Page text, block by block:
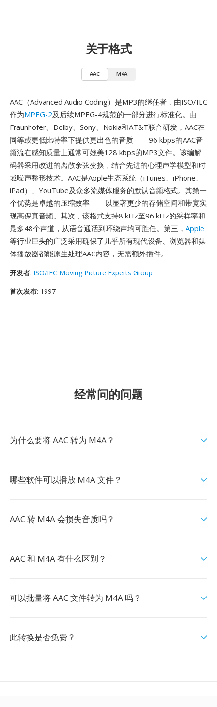
关于格式
AAC M4A
AAC（Advanced Audio Coding）是MP3的继任者，由ISO/IEC
作为MPEG-2及后续MPEG-4规范的一部分进行标准化。由
Fraunhofer、Dolby、Sony、Nokia和AT&T联合研发，AAC在
同等或更低比特率下提供更出色的音质——96 kbps的AAC音
频流在感知质量上通常可媲美128 kbps的MP3文件。该编解
码器采用改进的离散余弦变换，结合先进的心理声学模型和时
域噪声整形技术。AAC是Apple生态系统（iTunes、iPhone、
iPad）、YouTube及众多流媒体服务的默认音频格式。其第一
个优势是卓越的压缩效率——以显著更少的存储空间和带宽实
现高保真音频。其次，该格式支持8 kHz至96 kHz的采样率和
最多48个声道，从语音通话到环绕声均可胜任。第三， Apple
等行业巨头的广泛采用确保了几乎所有现代设备、浏览器和媒
体播放器都能原生处理AAC内容，无需额外插件。
开发者: ISO/IEC Moving Picture Experts Group
首次发布: 1997
经常问的问题
为什么要将 AAC 转为 M4A？
哪些软件可以播放 M4A 文件？
AAC 转 M4A 会损失音质吗？
AAC 和 M4A 有什么区别？
可以批量将 AAC 文件转为 M4A 吗？
此转换是否免费？